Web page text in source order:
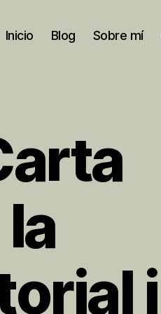
Inicio Blog Sobre mí
i